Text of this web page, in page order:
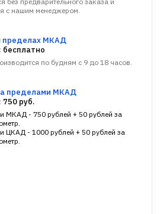
с нашим менеджером.
пределах МКАД
бесплатно
по будням с 9 до 18 часов.
пределами МКАД
750 руб.
МКАД - 750 рублей + 50 рублей за
ЦКАД - 1000 рублей + 50 рублей за